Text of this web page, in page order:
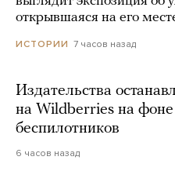
открывшаяся на его
ИСТОРИИ 7 часов назад
Издательства
на Wildberries на фоне
беспилотников
6 часов назад